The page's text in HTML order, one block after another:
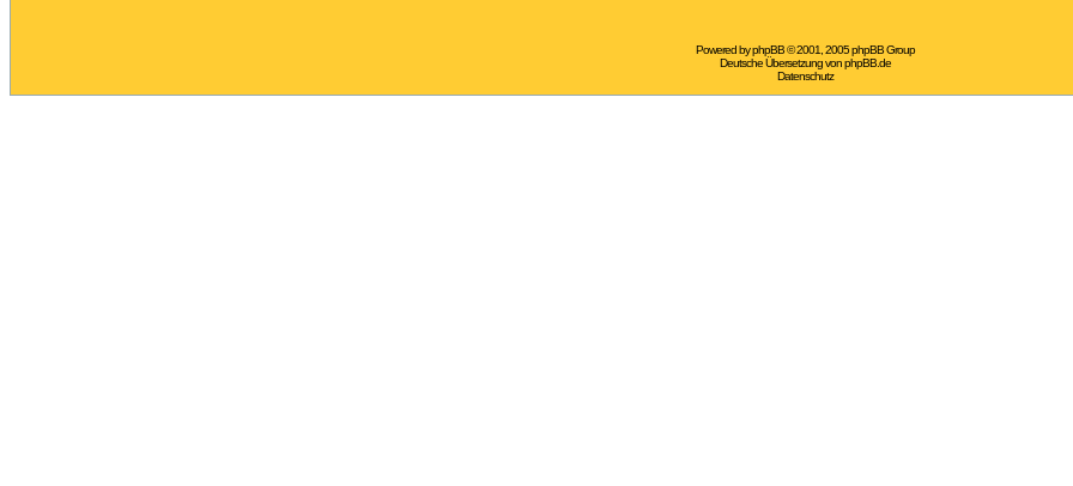
Powered byphpBB© 2001, 2005 phpBB Group
Deutsche Übersetzung vonphpBB.de
Datenschutz